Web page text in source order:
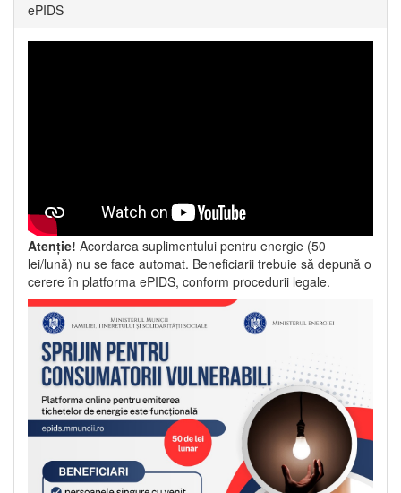
ePIDS
Atenție! Acordarea suplimentului pentru energie (50
lei/lună) nu se face automat. Beneficiarii trebuie să depună o
cerere în platforma ePIDS, conform procedurii legale.